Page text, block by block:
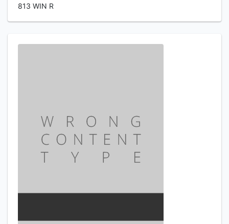
813 WIN R